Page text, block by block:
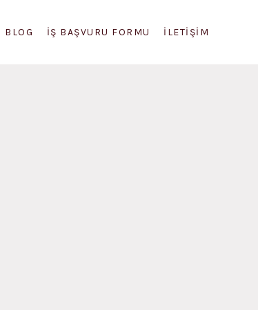
BLOG IŞ BAŞVURU FORMU İLETIŞIM